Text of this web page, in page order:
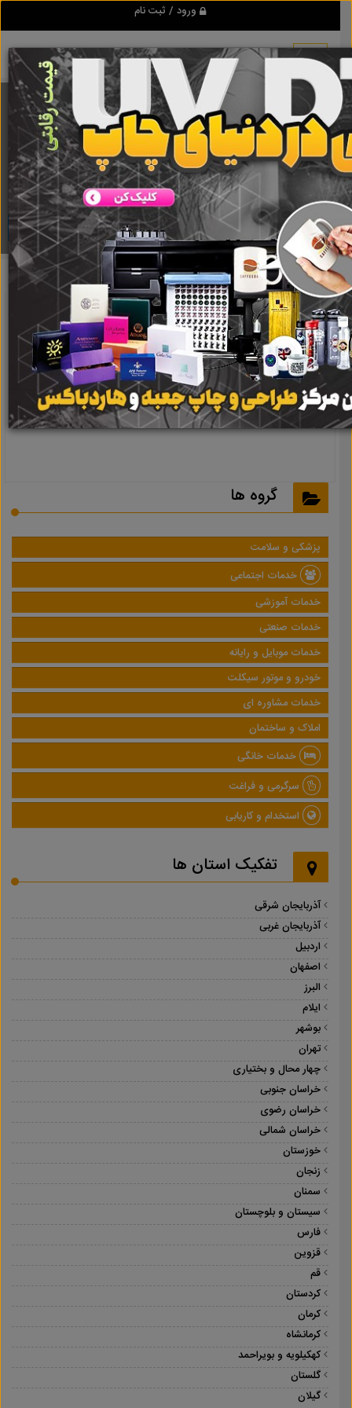
ورود / ثبت نام
برنامه اندروید تبلیغ شو
مرجع نیازمندیها و تبلیغات اینترنتی
دانلود
نتیجه ای یافت نشد
گروه ها
پزشکی و سلامت
خدمات اجتماعی
خدمات آموزشی
خدمات صنعتی
خدمات موبایل و رایانه
خودرو و موتور سیکلت
خدمات مشاوره ای
املاک و ساختمان
خدمات خانگی
سرگرمی و فراغت
استخدام و کاریابی
تفکیک استان ها
آذربایجان شرقی
آذربایجان غربی
اردبیل
اصفهان
البرز
ایلام
بوشهر
تهران
چهار محال و بختیاری
خراسان جنوبی
خراسان رضوی
خراسان شمالی
خوزستان
زنجان
سمنان
سیستان و بلوچستان
فارس
قزوین
قم
کردستان
کرمان
کرمانشاه
کهکیلویه و بویراحمد
گلستان
گیلان